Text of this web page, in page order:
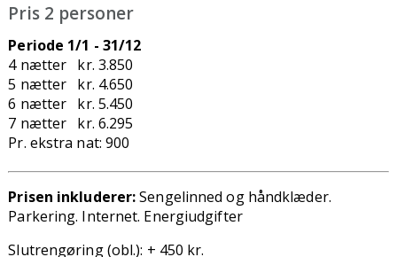
Pris 2 personer
Periode 1/1 - 31/12
4 nætter kr. 3.850
5 nætter kr. 4.650
6 nætter kr. 5.450
7 nætter kr. 6.295
Pr. ekstra nat: 900
Prisen inkluderer:Sengelinned og håndklæder.
Parkering. Internet. Energiudgifter
Slutrengøring (obl.): + 450 kr.